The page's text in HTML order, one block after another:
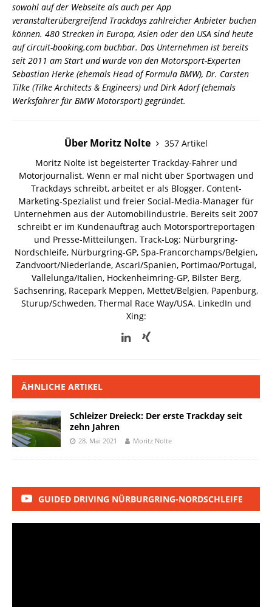
sowohl auf der Webseite als auch per App
veranstalterübergreifend Trackdays zahlreicher Anbieter buchen
können. 480 Strecken in Europa, Asien oder den USA sind heute
auf circuit-booking.com buchbar. Das Unternehmen ist bereits
seit 2011 am Start und wurde von den Motorsport-Experten
Sebastian Herke (ehemals Head of Formula BMW), Dr. Carsten
Tilke (Tilke Architects & Engineers) und Dirk Adorf (ehemals
Werksfahrer für BMW Motorsport) gegründet.
Über Moritz Nolte
357 Artikel
Moritz Nolte ist begeisterter Trackday-Fahrer und
Motorjournalist. Wenn er mal nicht über Sportwagen und
Trackdays schreibt, arbeitet er als Blogger, Content-
Marketing-Spezialist und freier Social-Media-Manager für
Unternehmen aus der Automobilindustrie. Bereits seit 2007
schreibt er im Kundenauftrag auch Motorsportreportagen
und Presse-Mitteilungen. Track-Log: Nürburgring-
Nordschleife, Nürburgring-GP, Spa-Francorchamps/Belgien,
Zandvoort/Niederlande, Ascari/Spanien, Portimao/Portugal,
Vallelunga/Italien, Hockenheimring-GP, Bilster Berg,
Sachsenring, Racepark Meppen, Mettet/Belgien, Papenburg,
Sturup/Schweden, Thermal Race Way/USA. LinkedIn und
Xing:
ÄHNLICHE ARTIKEL
Schleizer Dreieck: Der erste Trackday seit
zehn Jahren
28. Mai 2021 Moritz Nolte
GUIDED DRIVING NÜRBURGRING-NORDSCHLEIFE